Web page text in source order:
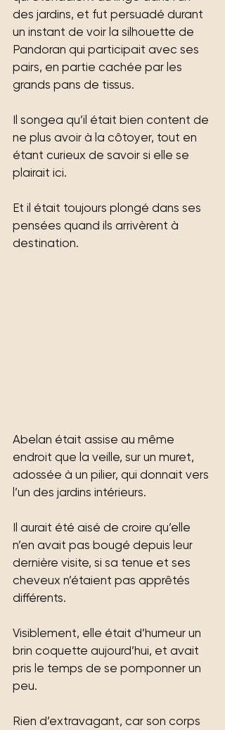
des jardins, et fut persuadé durant
un instant de voir la silhouette de
Pandoran qui participait avec ses
pairs, en partie cachée par les
grands pans de tissus.
Il songea qu’il était bien content de
ne plus avoir à la côtoyer, tout en
étant curieux de savoir si elle se
plairait ici.
Et il était toujours plongé dans ses
pensées quand ils arrivèrent à
destination.
Abelan était assise au même
endroit que la veille, sur un muret,
adossée à un pilier, qui donnait vers
l’un des jardins intérieurs.
Il aurait été aisé de croire qu’elle
n’en avait pas bougé depuis leur
dernière visite, si sa tenue et ses
cheveux n’étaient pas apprêtés
différents.
Visiblement, elle était d’humeur un
brin coquette aujourd’hui, et avait
pris le temps de se pomponner un
peu.
Rien d’extravagant, car son corps